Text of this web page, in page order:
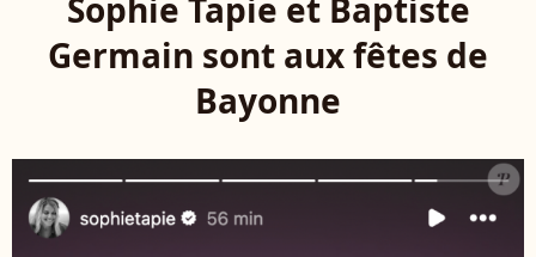
Sophie Tapie et Baptiste
Germain sont aux fêtes de
Bayonne